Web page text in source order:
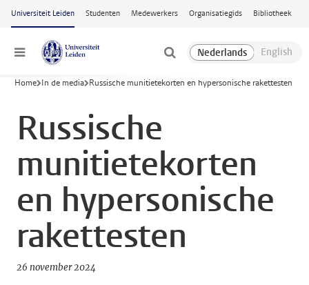
Ga naar hoofdinhoud
Universiteit Leiden Studenten Medewerkers Organisatiegids Bibliotheek
Menu
Home In de media Russische munitietekorten en hypersonische rakettesten
Russische
munitietekorten
en hypersonische
rakettesten
26 november 2024